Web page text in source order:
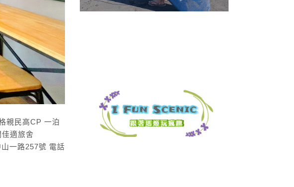
親民高CP 一泊
適旅舍
一路257號 電話